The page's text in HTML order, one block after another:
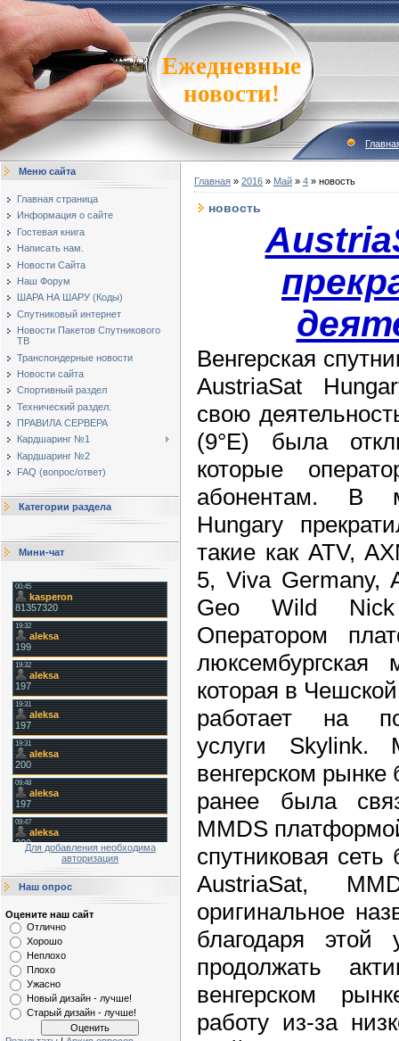
Ежедневные
новости!
Меню сайта
Главная страница
Информация о сайте
Гостевая книга
Написать нам.
Новости Сайта
Наш Форум
ШАРА НА ШАРУ (Коды)
Спутниковый интернет
Новости Пакетов Спутникового
ТВ
Транспондерные новости
Новости сайта
Спортивный раздел
Технический раздел.
ПРАВИЛА СЕРВЕРА
Кардшаринг №1
Кардшаринг №2
FAQ (вопрос/ответ)
Категории раздела
Мини-чат
Для добавления необходима
авторизация
Наш опрос
Оцените наш сайт
Отлично
Хорошо
Неплохо
Плохо
Ужасно
Новый дизайн - лучше!
Старый дизайн - лучше!
Главная » 2016 » Май » 4 » новость
новость
Венгерская
AustriaSat
свою
(9°E) была
которые
абонентам. В
Hungary
такие как ATV,
5, Viva Germany,
Geo Wild
Оператором
люксембургская
которая в
работает на
услуги Skylink.
венгерском рынке
ранее была
MMDS
спутниковая
AustriaSat,
оригинальное
благодаря этой
продолжать
венгерском
работу из-за